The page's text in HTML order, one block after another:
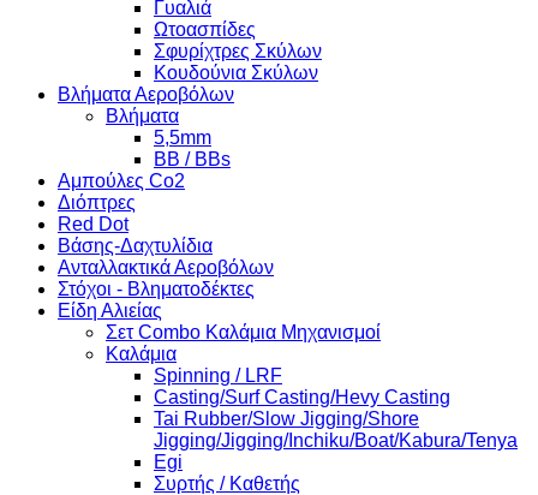
Γυαλιά
Ωτοασπίδες
Σφυρίχτρες Σκύλων
Κουδούνια Σκύλων
Βλήματα Αεροβόλων
Βλήματα
5,5mm
BB / BBs
Αμπούλες Co2
Διόπτρες
Red Dot
Βάσης-Δαχτυλίδια
Ανταλλακτικά Αεροβόλων
Στόχοι - Βληματοδέκτες
Είδη Αλιείας
Σετ Combo Καλάμια Μηχανισμοί
Καλάμια
Spinning / LRF
Casting/Surf Casting/Hevy Casting
Tai Rubber/Slow Jigging/Shore
Jigging/Jigging/Inchiku/Boat/Kabura/Tenya
Egi
Συρτής / Καθετής